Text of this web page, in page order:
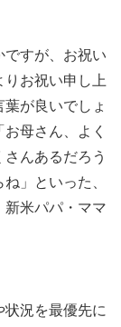
ですが、お祝い
お祝い申し上
が良いでしょ
母さん、よく
んあるだろう
」といった、
新米パパ・ママ
況を最優先に